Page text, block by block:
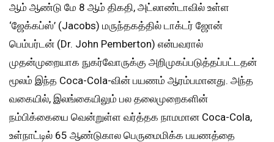
ஆம் ஆண்டு மே 8 ஆம் திகதி, அட்லாண்டாவில் உள்ள
‘ஜேக்கப்ஸ்’ (Jacobs) மருந்தகத்தில் டாக்டர் ஜோன்
பெம்பர்டன் (Dr. John Pemberton) என்பவரால்
முதன்முறையாக நுகர்வோருக்கு அறிமுகப்படுத்தப்பட்டதன்
மூலம் இந்த Coca-Cola-வின் பயணம் ஆரம்பமானது. அந்த
வகையில், இலங்கையிலும் பல தலைமுறைகளின்
நம்பிக்கையை வென்றுள்ள வர்த்தக நாமமான Coca-Cola,
உள்நாட்டில் 65 ஆண்டுகால பெருமைமிக்க பயணத்தை